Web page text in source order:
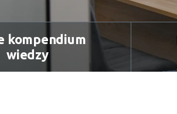
kompendium
wiedzy